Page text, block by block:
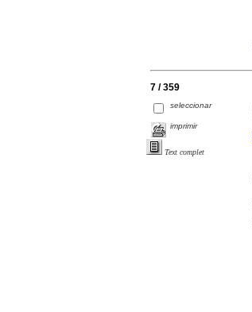
7 / 359
seleccionar
imprimir
Text complet